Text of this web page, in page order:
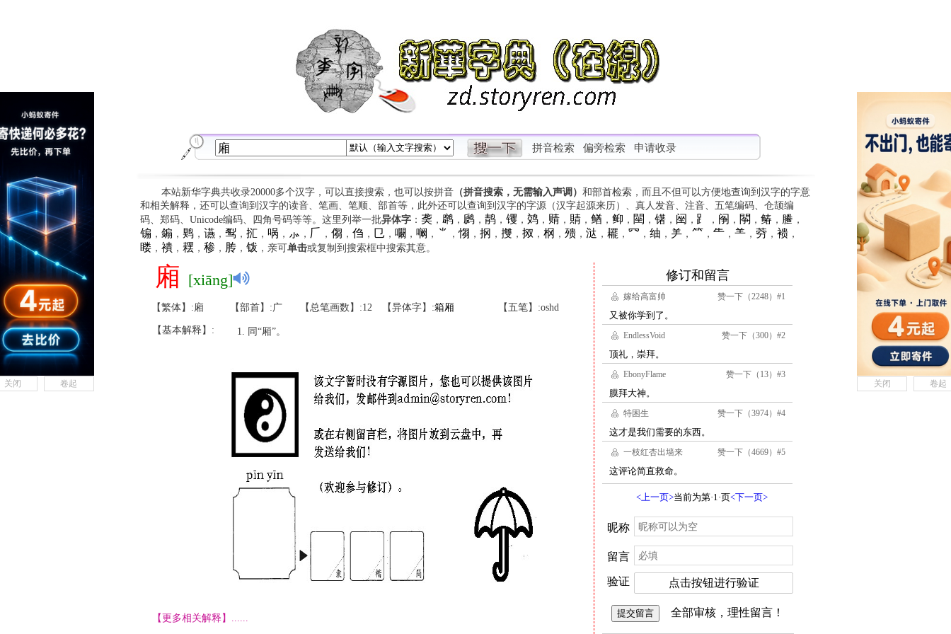
拼音检索 偏旁检索 申请收录
本站新华字典共收录20000多个汉字，可以直接搜索，也可以按拼音（拼音搜索，无需输入声调） 和部首检索，而且不但可以方便地查询到汉字的字意
和相关解释，还可以查询到汉字的读音、笔画、笔顺、部首等，此外还可以查询到汉字的字源（汉字起源来历）、真人发音、注音、五笔编码、仓颉编
码、郑码、Unicode编码、四角号码等等。这里列举一批异体字： 䶮 ， 䴙， 䴘， 䴖， 䦆， 䴔， 䞍， 䝼， 䲡 ， 䲟 ， 䦟 ， 䦃， 䦷 ， ⻊ ， 䦶 ， 䦛 ， 䲠 ， 䲢 ，
䦂 ， 䥇 ， 䴗， 䜩， 䴕， 㧟 ， 㖞 ， ⺗ ， 𠂆 ， 㑳 ， 㑇 ， 㔾 ， 㘚 ， 㘎 ， ⺌ ， 㥮 ， 㧏 ， 㩳， 㧐 ， 㭎 ， 㱮， 㳠 ， 䎱 ， ⺳ ， 䌷 ， ⺶， ⺮ ， ⺧， ⺷， 䓖， 䙌，
䁖， 䙡， 䎬 ， 䅟， 䏝， 䥽，亲可单击或复制到搜索框中搜索其意。
廂 [xiāng]
【繁体】:廂 【部首】:广 【总笔画数】:12 【异体字】:箱厢 【五笔】:oshd
【基本解释】: 同“厢”。
【更多相关解释】......
关闭 卷起 关闭 卷起